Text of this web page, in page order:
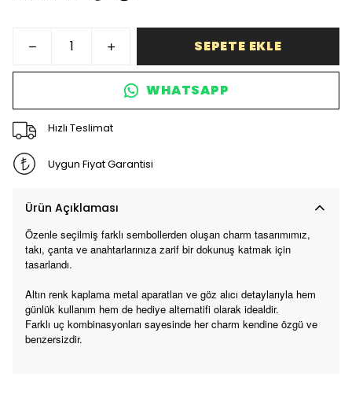
SEPETE EKLE
WHATSAPP
Hızlı Teslimat
Uygun Fiyat Garantisi
Ürün Açıklaması
Özenle seçilmiş farklı sembollerden oluşan charm tasarımımız,
takı, çanta ve anahtarlarınıza zarif bir dokunuş katmak için
tasarlandı.
Altın renk kaplama metal aparatları ve göz alıcı detaylarıyla hem
günlük kullanım hem de hediye alternatifi olarak idealdir.
Farklı uç kombinasyonları sayesinde her charm kendine özgü ve
benzersizdir.